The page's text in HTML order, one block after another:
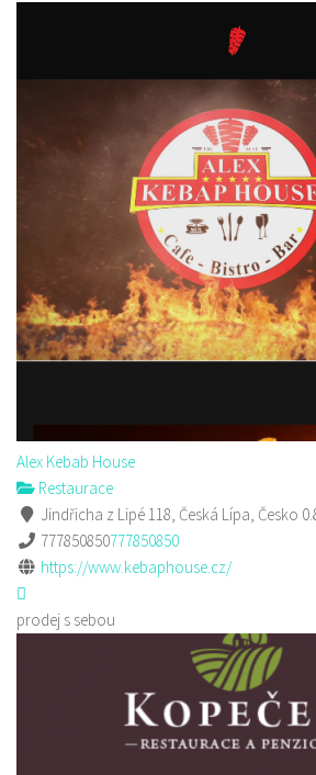
Alex Kebab House
Restaurace
Jindřicha z Lipé 118, Česká Lípa, Česko
777850850777850850
https://www.kebaphouse.cz/
prodej s sebou